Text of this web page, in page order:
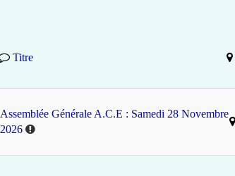
Titre
Assemblée Générale A.C.E : Samedi 28 Novembre
2026